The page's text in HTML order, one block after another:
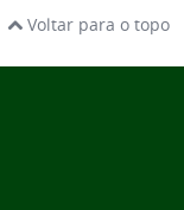
Voltar para o topo